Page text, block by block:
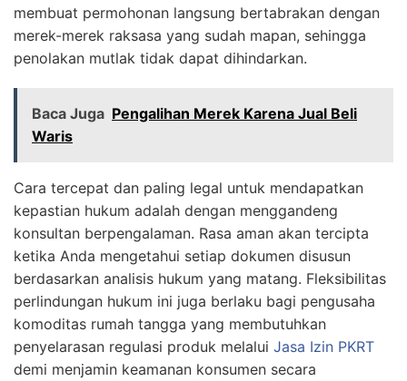
membuat permohonan langsung bertabrakan dengan
merek-merek raksasa yang sudah mapan, sehingga
penolakan mutlak tidak dapat dihindarkan.
Baca Juga Pengalihan Merek Karena Jual Beli
Waris
Cara tercepat dan paling legal untuk mendapatkan
kepastian hukum adalah dengan menggandeng
konsultan berpengalaman. Rasa aman akan tercipta
ketika Anda mengetahui setiap dokumen disusun
berdasarkan analisis hukum yang matang. Fleksibilitas
perlindungan hukum ini juga berlaku bagi pengusaha
komoditas rumah tangga yang membutuhkan
penyelarasan regulasi produk melalui Jasa Izin PKRT
demi menjamin keamanan konsumen secara